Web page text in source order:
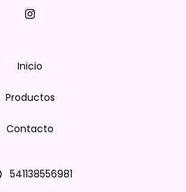
Inicio
Productos
Contacto
541138556981